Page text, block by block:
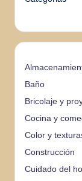
Baño
Bricolaje y
Cocina y
Color y
Construcción
Cuidado del